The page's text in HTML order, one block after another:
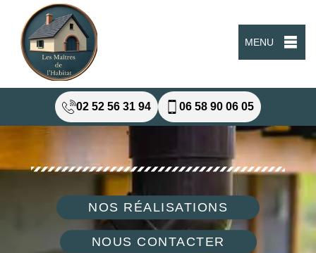
MENU
02 52 56 31 94 06 58 90 06 05
NOS RÉALISATIONS
NOUS CONTACTER